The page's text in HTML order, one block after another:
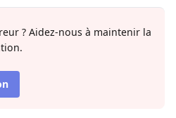
? Aidez-nous à maintenir la